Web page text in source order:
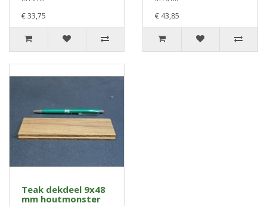
€ 33,75
€ 43,85
Teak dekdeel 9x48
mm houtmonster